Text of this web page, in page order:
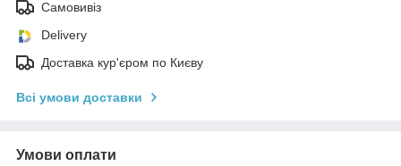
Самовивіз
Delivery
Доставка кур'єром по Києву
Всі умови доставки
Умови оплати